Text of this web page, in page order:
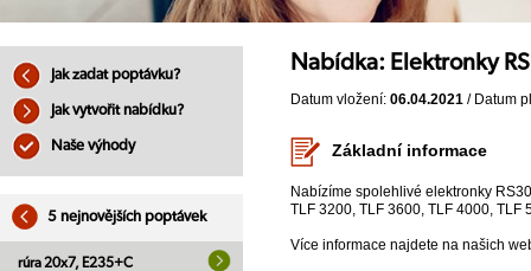
Jak zadat poptávku?
Jak vytvořit nabídku?
Naše výhody
5 nejnovějších poptávek
rúra 20x7, E235+C
Nabídka: Elektronky
Datum vložení: 06.04.2021 / Datum
Základní informace
Nabízíme spolehlivé elektronky
TLF 3200, TLF 3600, TLF 4000, TLF
Více informace najdete na našich